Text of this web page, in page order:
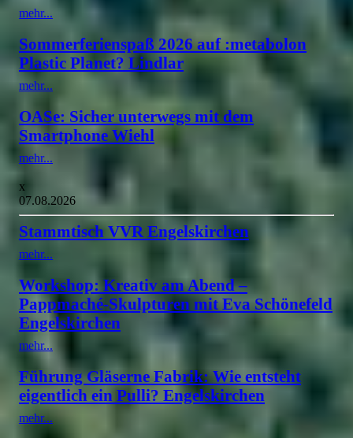
mehr...
Sommerferienspaß 2026 auf :metabolon
Plastic Planet? Lindlar
mehr...
OASe: Sicher unterwegs mit dem
Smartphone Wiehl
mehr...
x
07.08.2026
Stammtisch VVR Engelskirchen
mehr...
Workshop: Kreativ am Abend –
Pappmaché-Skulpturen mit Eva Schönefeld
Engelskirchen
mehr...
Führung Gläserne Fabrik: Wie entsteht
eigentlich ein Pulli? Engelskirchen
mehr...